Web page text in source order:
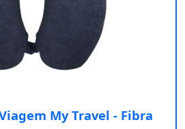
My Travel - Fibra